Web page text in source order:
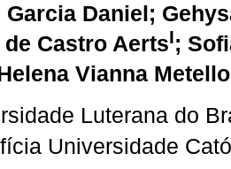
Garcia Daniel;
de Castro AertsI;
Vianna
Luterana do
Universidade